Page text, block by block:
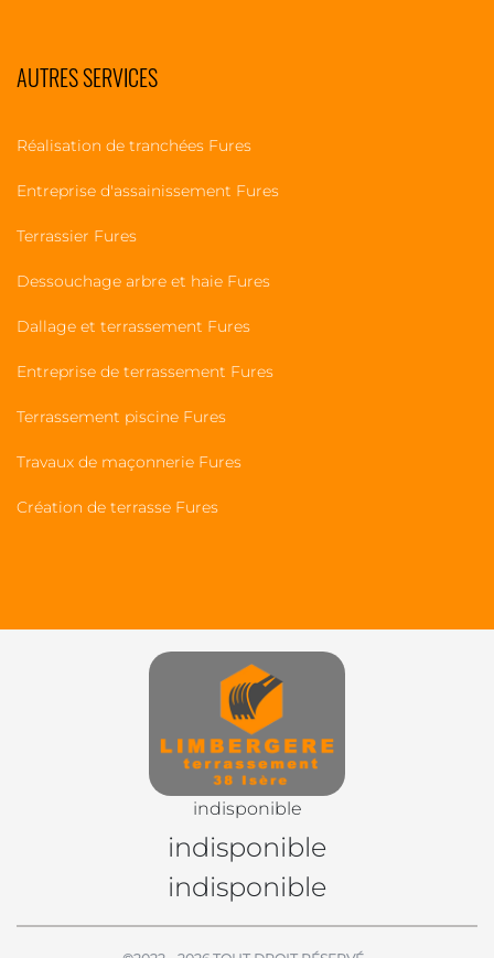
AUTRES SERVICES
Réalisation de tranchées Fures
Entreprise d'assainissement Fures
Terrassier Fures
Dessouchage arbre et haie Fures
Dallage et terrassement Fures
Entreprise de terrassement Fures
Terrassement piscine Fures
Travaux de maçonnerie Fures
Création de terrasse Fures
indisponible
indisponible
indisponible